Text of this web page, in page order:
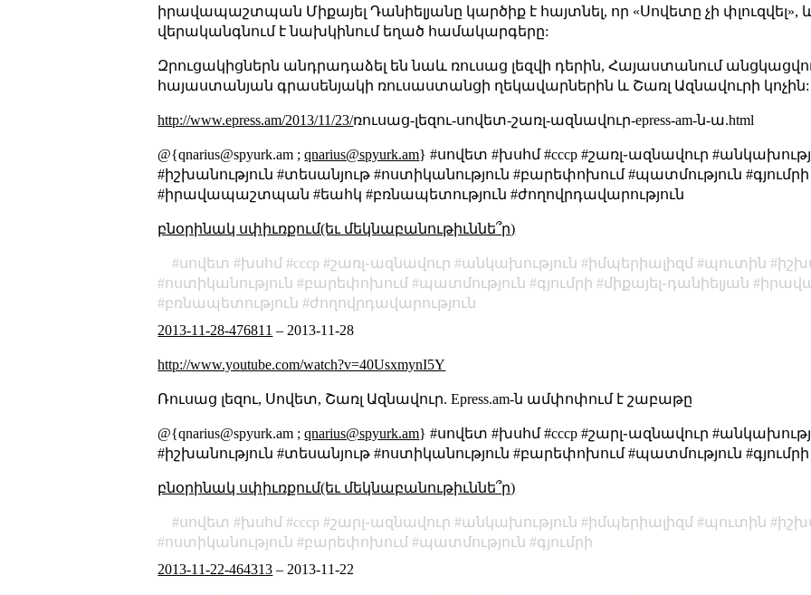
իրավապաշտպան Միքայել Դանիելյանը կարծիք է հայտնել, որ «Սովետը չի
վերականգնում է նախկինում եղած համակարգերը:
Զրուցակիցներն անդրադաձել են նաև ռուսաց լեզվի դերին, Հայաստանում
հայաստանյան գրասենյակի ռուսաստանցի ղեկավարներին և Շառլ Ազնավուրի կոչին:
http://www.epress.am/2013/11/23/ռուսաց-լեզու-սովետ-շառլ-ազնավուր-epress-am-ն-ա.html
@{qnarius@spyurk.am ;qnarius@spyurk.am} #սովետ #խսհմ #cccp #շառլ֊ազնավուր
#իշխանություն #տեսանյութ #ոստիկանություն #բարեփոխում #պատմություն #գյումրի
#իրավապաշտպան #եահկ #բռնապետություն #ժողովրդավարություն
բնօրինակ սփիւռքում(եւ մեկնաբանութիւննե՞ր)
սովետ խսհմ cccp շառլ֊ազնավուր անկախություն իմպերիալիզմ պուտին
ոստիկանություն
բարեփոխում պատմություն գյումրի միքայել֊դանիելյան
բռնապետություն
ժողովրդավարություն
2013-11-28-476811 – 2013-11-28
http://www.youtube.com/watch?v=40UsxmynI5Y
Ռուսաց լեզու, Սովետ, Շառլ Ազնավուր. Epress.am-ն ամփոփում է շաբաթը
@{qnarius@spyurk.am ;qnarius@spyurk.am} #սովետ #խսհմ #cccp #շարլ֊ազնավուր
#իշխանություն #տեսանյութ #ոստիկանություն #բարեփոխում #պատմություն #գյումրի
բնօրինակ սփիւռքում(եւ մեկնաբանութիւննե՞ր)
սովետ խսհմ cccp շարլ֊ազնավուր անկախություն իմպերիալիզմ պուտին
ոստիկանություն
բարեփոխում պատմություն
գյումրի
2013-11-22-464313 – 2013-11-22